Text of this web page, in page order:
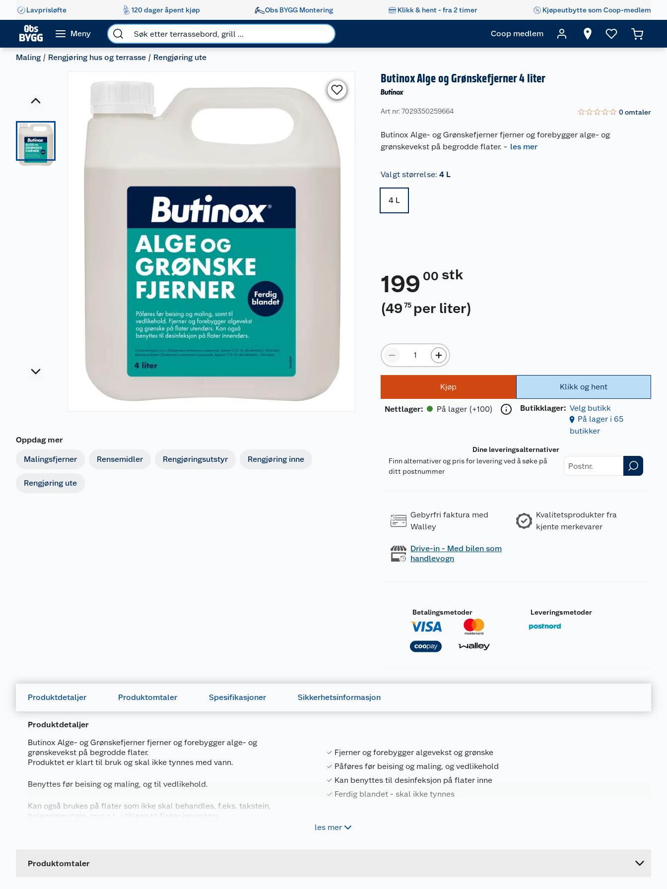
Lavprisløfte 120 dager åpent kjøp Obs BYGG Montering Klikk & hent - fra 2 timer Kjøpeutbytte som Coop-medlem
Meny Coop medlem
Maling Rengjøring hus og terrasse Rengjøring ute
Oppdag mer
Malingsfjerner Rensemidler Rengjøringsutstyr Rengjøring inne
Rengjøring ute
Butinox Alge og Grønskefjerner 4 liter
Art nr: 7029350259664 ☆☆☆☆☆ 0omtaler
Butinox Alge- og Grønskefjerner fjerner og forebygger alge- og
grønskevekst på begrodde flater. - les mer
Valgt størrelse: 4 L
4 L
199 00 stk
(49 75 per liter)
Kjøp
Nettlager: På lager (+100)
Klikk og hent
Butikklager: Velg butikk
På lager i 65
butikker
Dine leveringsalternativer
Finn alternativer og pris for levering ved å søke på
ditt postnummer
Gebyrfri faktura med
Walley
Kvalitetsprodukter fra
kjente merkevarer
Drive-in - Med bilen som
handlevogn
Betalingsmetoder Leveringsmetoder
Produktdetaljer Produktomtaler Spesifikasjoner Sikkerhetsinformasjon
Produktdetaljer
Butinox Alge- og Grønskefjerner fjerner og forebygger alge- og
grønskevekst på begrodde flater.
Produktet er klart til bruk og skal ikke tynnes med vann.
Benyttes før beising og maling, og til vedlikehold.
Kan også brukes på flater som ikke skal behandles, f.eks. takstein,
belegningsstein, mur o.l., i tillegg til flater innendørs.
Fjerner og forebygger algevekst og grønske
Påføres før beising og maling, og vedlikehold
Kan benyttes til desinfeksjon på flater inne
Ferdig blandet - skal ikke tynnes
les mer
Produktomtaler
Leverandørens artikkelnummer
Forpakningsmål